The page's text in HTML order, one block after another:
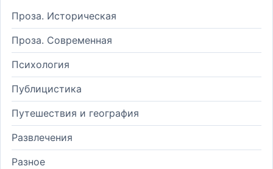
Проза. Историческая
Проза. Современная
Психология
Публицистика
Путешествия и география
Развлечения
Разное